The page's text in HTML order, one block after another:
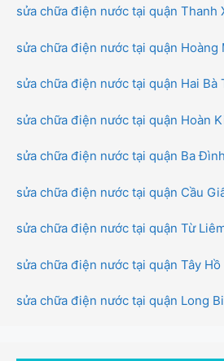
sửa chữa điện nước tại quận Thanh
sửa chữa điện nước tại quận Hoàng
sửa chữa điện nước tại quận Hai Bà
sửa chữa điện nước tại quận Hoàn
sửa chữa điện nước tại quận Ba Đình
sửa chữa điện nước tại quận Cầu
sửa chữa điện nước tại quận Từ
sửa chữa điện nước tại quận Tây Hồ
sửa chữa điện nước tại quận Long